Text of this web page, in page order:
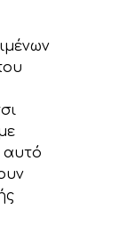
αυτό